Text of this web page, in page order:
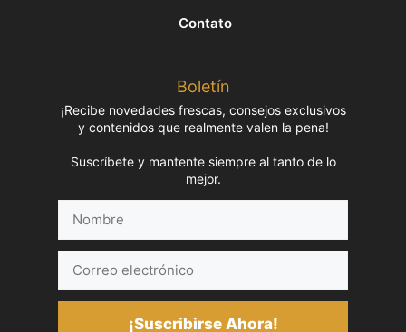
Contato
Boletín
¡Recibe novedades frescas, consejos exclusivos
y contenidos que realmente valen la pena!
Suscríbete y mantente siempre al tanto de lo
mejor.
electrónico
¡Suscribirse Ahora!